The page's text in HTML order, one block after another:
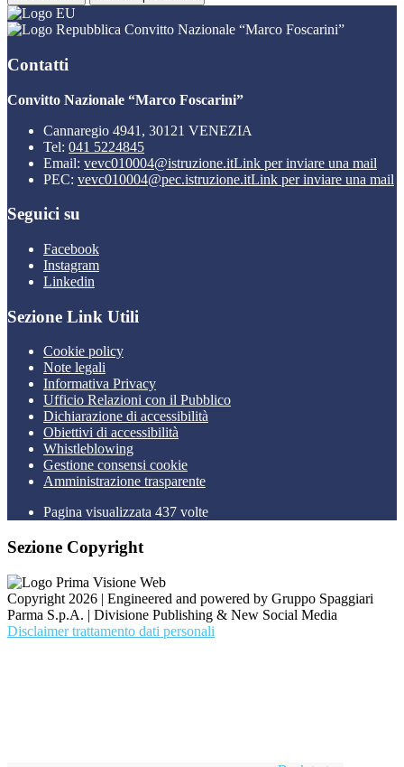
Convitto Nazionale “Marco Foscarini”
Contatti
Convitto Nazionale “Marco Foscarini”
Cannaregio 4941, 30121 VENEZIA
Tel: 041 5224845
Email: vevc010004@istruzione.itLink per inviare una mail
PEC: vevc010004@pec.istruzione.itLink per inviare una mail
Seguici su
Facebook
Instagram
Linkedin
Sezione Link Utili
Cookie policy
Note legali
Informativa Privacy
Ufficio Relazioni con il Pubblico
Dichiarazione di accessibilità
Obiettivi di accessibilità
Whistleblowing
Gestione consensi cookie
Amministrazione trasparente
Pagina visualizzata 437 volte
Sezione Copyright
Copyright 2026 | Engineered and powered by Gruppo Spaggiari
Parma S.p.A. | Divisione Publishing & New Social Media
Disclaimer trattamento dati personali